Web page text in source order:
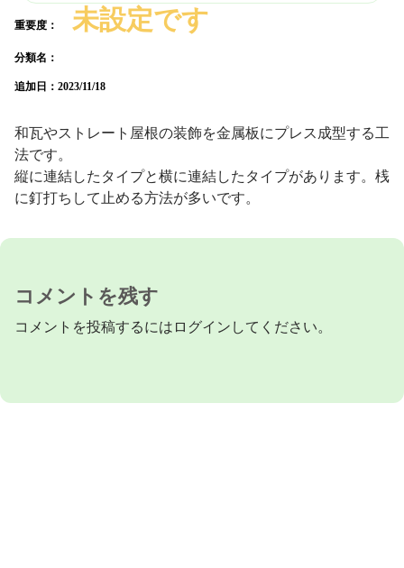
重要度： 未設定です
分類名：
追加日： 2023/11/18
和瓦やストレート屋根の装飾を金属板にプレス成型する工
法です。
縦に連結したタイプと横に連結したタイプがあります。桟
に釘打ちして止める方法が多いです。
コメントを残す
コメントを投稿するには ログイン してください。